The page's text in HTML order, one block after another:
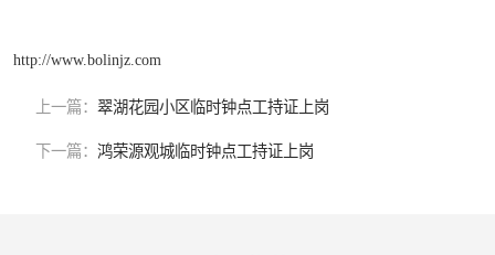
http://www.bolinjz.com
上一篇： 翠湖花园小区临时钟点工持证上岗
下一篇： 鸿荣源观城临时钟点工持证上岗